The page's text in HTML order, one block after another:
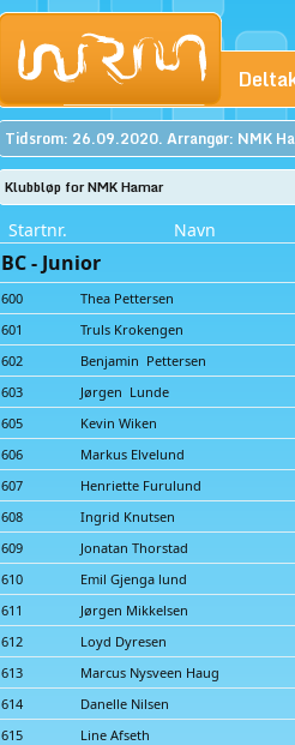
Tidsrom: 26.09.2020. Arrangør: NMK
Klubbløp for NMK Hamar
Startnr. Navn
BC - Junior
600
Thea Pettersen
601
Truls Krokengen
602
Benjamin Pettersen
603
Jørgen Lunde
605
Kevin Wiken
606
Markus Elvelund
607
Henriette Furulund
608
Ingrid Knutsen
609
Jonatan Thorstad
610
Emil Gjenga lund
611
Jørgen Mikkelsen
612
Loyd Dyresen
613
Marcus Nysveen Haug
614
Danelle Nilsen
615
Line Afseth